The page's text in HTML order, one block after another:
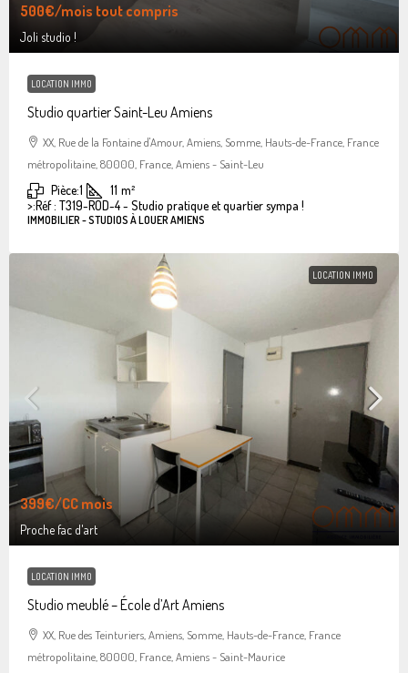
500€/mois tout compris
Joli studio !
LOCATION IMMO
Studio quartier Saint-Leu Amiens
XX, Rue de la Fontaine d'Amour, Amiens, Somme, Hauts-de-France, France
métropolitaine, 80000, France, Amiens - Saint-Leu
Pièce:1 11 m²
>:Réf : T319-ROD-4 - Studio pratique et quartier sympa !
IMMOBILIER - STUDIOS À LOUER AMIENS
LOCATION IMMO
399€/CC mois
Proche fac d'art
LOCATION IMMO
Studio meublé – École d’Art Amiens
XX, Rue des Teinturiers, Amiens, Somme, Hauts-de-France, France
métropolitaine, 80000, France, Amiens - Saint-Maurice